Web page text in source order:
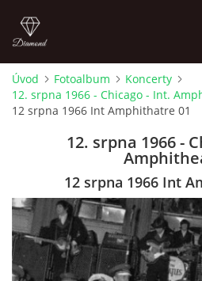
FOTOALBUM
HISTORIE - JAK TO ZAČALO
HISTORIE - BEATLEMANIE
Úvod Fotoalbum
Koncerty
12. srpna 1966 - Chicago - Int.
12 srpna 1966 Int Amphithatre 01
12. srpna 1966 -
12 srpna 1966 Int